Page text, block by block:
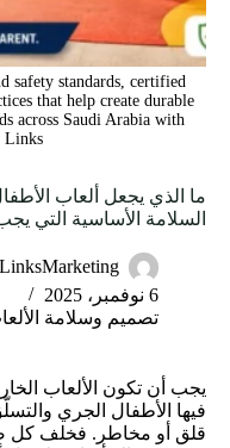
safety standards, certified
that help create durable
across Saudi Arabia with
Links.
ما الذي يجعل ألعاب
السلامة الأساسية التي
6 نوفمبر، 2025
تصميم وسلامة
يجب أن تكون الألعاب
فيها الأطفال الجري
قلق أو مخاطر. فخلف كل